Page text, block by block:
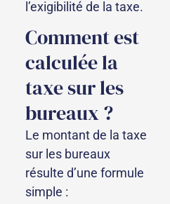
l’exigibilité de la taxe.
Comment est
calculée la
taxe sur les
bureaux ?
Le montant de la taxe
sur les bureaux
résulte d’une formule
simple :